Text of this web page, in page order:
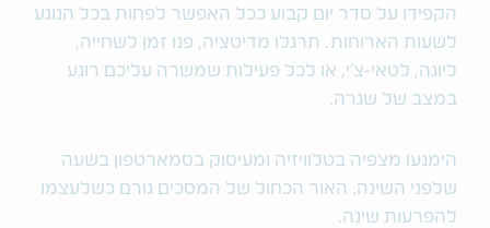
הקפידו על סדר יום קבוע ככל האפשר לפחות בכל הנוגע
לשעות הארוחות. תרגלו מדיטציה, פנו זמן לשחייה,
ליוגה, לטאי-צ'י, או לכל פעילות שמשרה עליכם רוגע
במצב של שגרה.
הימנעו מצפיה בטלוויזיה ומעיסוק בסמארטפון בשעה
שלפני השינה. האור הכחול של המסכים גורם כשלעצמו
להפרעות שינה.